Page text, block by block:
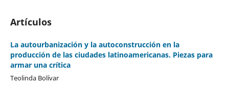
Artículos
La autourbanización y la autoconstrucción en la
producción de las ciudades latinoamericanas. Piezas para
armar una crítica
Teolinda Bolívar